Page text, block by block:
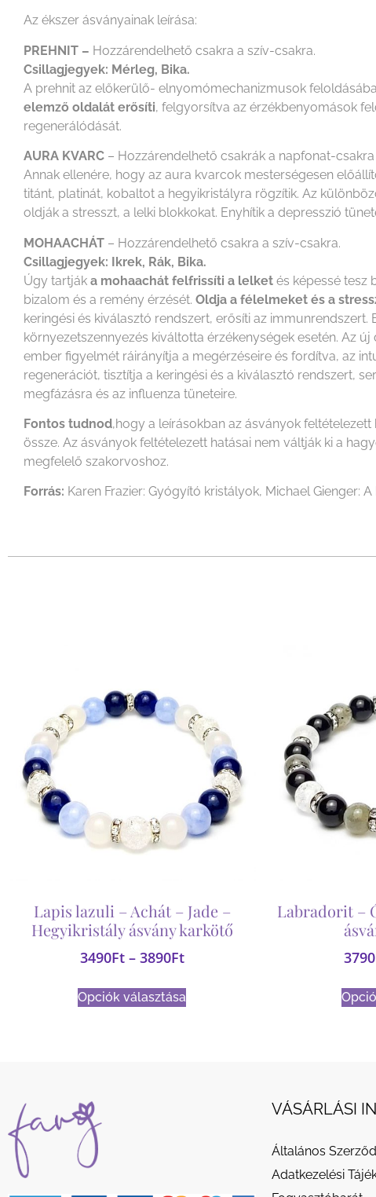
Az ékszer ásványainak leírása:
PREHNIT – Hozzárendelhető csakra a szív-csakra.
Csillagjegyek: Mérleg, Bika.
A prehnit az előkerülő- elnyomómechanizmusok
elemző oldalát erősíti, felgyorsítva az érzékbenyomások
regenerálódását.
AURA KVARC – Hozzárendelhető csakrák a napfonat-
Annak ellenére, hogy az aura kvarcok mesterségesen
titánt, platinát, kobaltot a hegyikristályra rögzítik. Az
oldják a stresszt, a lelki blokkokat. Enyhítik a depresszió
MOHAACHÁT – Hozzárendelhető csakra a szív-csakra.
Csillagjegyek: Ikrek, Rák, Bika.
Úgy tartják a mohaachát felfrissíti a lelket és képessé tesz
bizalom és a remény érzését. Oldja a félelmeket és a
keringési és kiválasztó rendszert, erősíti az
környezetszennyezés kiváltotta érzékenységek esetén. Az
ember figyelmét ráirányítja a megérzéseire és fordítva, az
regenerációt, tisztítja a keringési és a kiválasztó rendszert,
megfázásra és az influenza tüneteire.
Fontos tudnod,hogy a leírásokban az ásványok
össze. Az ásványok feltételezett hatásai nem váltják ki a
megfelelő szakorvoshoz.
Forrás: Karen Frazier: Gyógyító kristályok, Michael Gienger:
Lapis lazuli – Achát – Jade –
Hegyikristály ásvány karkötő
3490Ft – 3890Ft
Opciók választása
Labradorit –
3790
VÁSÁRLÁSI
Általános
Adatkezelési